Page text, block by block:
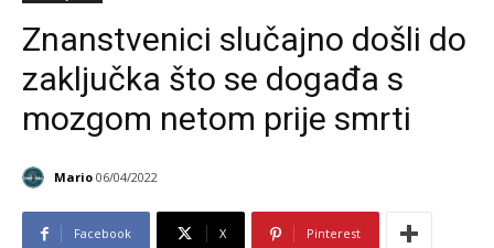
Znanstvenici slučajno došli do
zaključka što se događa s
mozgom netom prije smrti
Mario 06/04/2022
Facebook X Pinterest